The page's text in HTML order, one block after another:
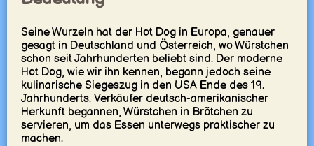
Seine Wurzeln hat der Hot Dog in Europa, genauer
gesagt in Deutschland und Österreich, wo Würstchen
schon seit Jahrhunderten beliebt sind. Der moderne
Hot Dog, wie wir ihn kennen, begann jedoch seine
kulinarische Siegeszug in den USA Ende des 19.
Jahrhunderts. Verkäufer deutsch-amerikanischer
Herkunft begannen, Würstchen in Brötchen zu
servieren, um das Essen unterwegs praktischer zu
machen.